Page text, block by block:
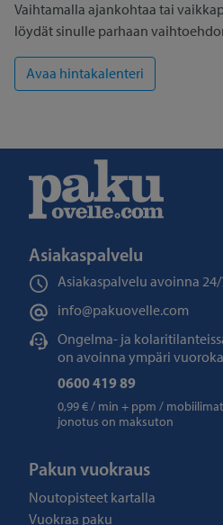
Vaihtamalla ajankohtaa tai
löydät sinulle parhaan
Asiakaspalvelu
Asiakaspalvelu avoinna
info@pakuovelle.com
Ongelma- ja
on avoinna ympäri
0600 419 89
0,99 € / min + ppm /
jonotus on maksuton
Pakun vuokraus
Noutopisteet kartalla
Vuokraa paku